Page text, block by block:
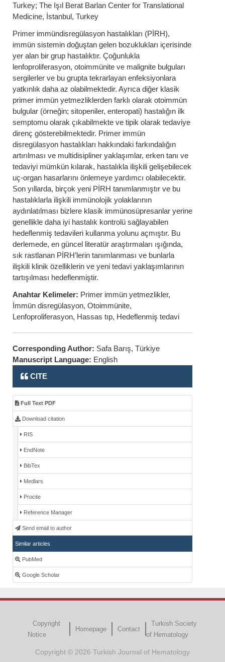
Turkey; The Işıl Berat Barlan Center for Translational
Medicine, İstanbul, Turkey
Primer immündisregülasyon hastalıkları (PİRH),
immün sistemin doğuştan gelen bozuklukları içerisinde
yer alan bir grup hastalıktır. Çoğunlukla
lenfoproliferasyon, otoimmünite ve malignite bulguları
sergilerler ve bu grupta tekrarlayan enfeksiyonlara
yatkınlık daha az olabilmektedir. Ayrıca diğer klasik
primer immün yetmezliklerden farklı olarak otoimmün
bulgular (örneğin; sitopeniler, enteropati) hastalığın ilk
semptomu olarak çıkabilmekte ve tipik olarak tedaviye
direnç gösterebilmektedir. Primer immün
disregülasyon hastalıkları hakkındaki farkındalığın
artırılması ve multidisipliner yaklaşımlar, erken tanı ve
tedaviyi mümkün kılarak, hastalıkla ilişkili gelişebilecek
uç-organ hasarlarını önlemeye yardımcı olabilecektir.
Son yıllarda, birçok yeni PİRH tanımlanmıştır ve bu
hastalıklarla ilişkili immünolojik yolaklarının
aydınlatılması bizlere klasik immünosüpresanlar yerine
genellikle daha iyi hastalık kontrolü sağlayabilen
hedeflenmiş tedavileri kullanma yolunu açmıştır. Bu
derlemede, en güncel literatür araştırmaları ışığında,
sık rastlanan PİRH’lerin tanımlanması ve bunlarla
ilişkili klinik özelliklerin ve yeni tedavi yaklaşımlarının
tartışılması hedeflenmiştir.
Anahtar Kelimeler: Primer immün yetmezlikler,
İmmün disregülasyon, Otoimmünite,
Lenfoproliferasyon, Hassas tıp, Hedeflenmiş tedavi
Corresponding Author: Safa Barış, Türkiye
Manuscript Language: English
CITE
Full Text PDF
Download citation
RIS
EndNote
BibTex
Medlars
Procite
Reference Manager
Send email to author
Similar articles
PubMed
Google Scholar
Copyright
Notice
Homepage Contact
Turkish Society
of Hematology
Copyright © 2026 Turkish Journal of Hematology